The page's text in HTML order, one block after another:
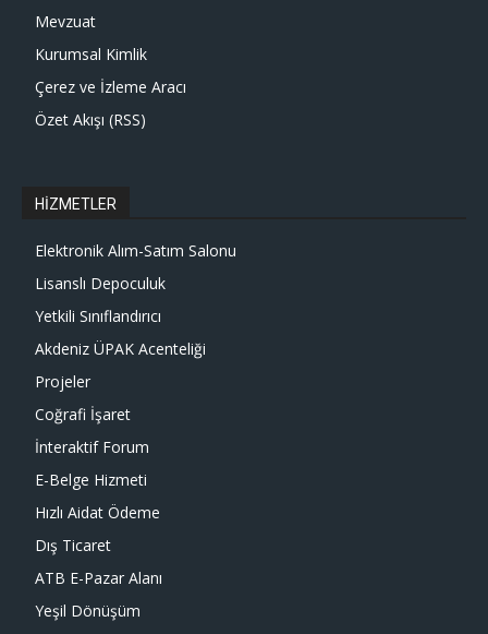
Mevzuat
Kurumsal Kimlik
Çerez ve İzleme Aracı
Özet Akışı (RSS)
HİZMETLER
Elektronik Alım-Satım Salonu
Lisanslı Depoculuk
Yetkili Sınıflandırıcı
Akdeniz ÜPAK Acenteliği
Projeler
Coğrafi İşaret
İnteraktif Forum
E-Belge Hizmeti
Hızlı Aidat Ödeme
Dış Ticaret
ATB E-Pazar Alanı
Yeşil Dönüşüm